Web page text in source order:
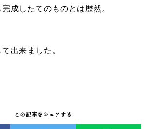
成したてのものとは歴然。
出来ました。
この記事をシェアする